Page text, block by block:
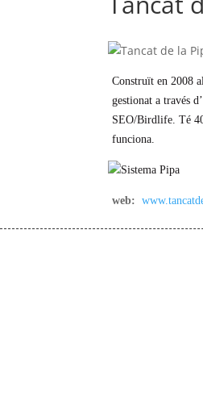
Construït en 2008
gestionat a través
SEO/Birdlife. Té
funciona.
web: